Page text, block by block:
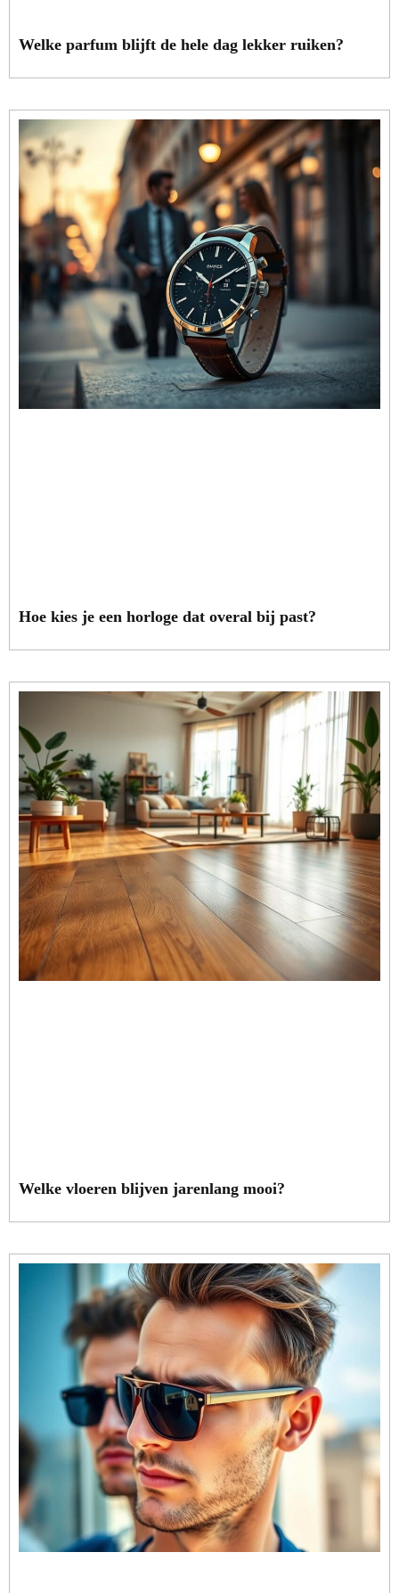
Welke parfum blijft de hele dag lekker ruiken?
Hoe kies je een horloge dat overal bij past?
Welke vloeren blijven jarenlang mooi?